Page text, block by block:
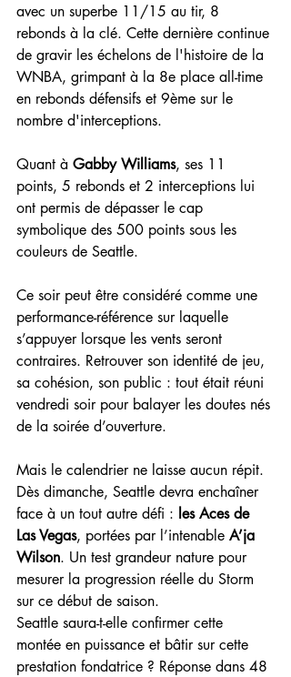
avec un superbe 11/15 au tir, 8
rebonds à la clé. Cette dernière continue
de gravir les échelons de l'histoire de la
WNBA, grimpant à la 8e place all-time
en rebonds défensifs et 9ème sur le
nombre d'interceptions.
Quant à Gabby Williams, ses 11
points, 5 rebonds et 2 interceptions lui
ont permis de dépasser le cap
symbolique des 500 points sous les
couleurs de Seattle.
Ce soir peut être considéré comme une
performance-référence sur laquelle
s’appuyer lorsque les vents seront
contraires. Retrouver son identité de jeu,
sa cohésion, son public : tout était réuni
vendredi soir pour balayer les doutes nés
de la soirée d’ouverture.
Mais le calendrier ne laisse aucun répit.
Dès dimanche, Seattle devra enchaîner
face à un tout autre défi : les Aces de
Las Vegas, portées par l’intenable A’ja
Wilson. Un test grandeur nature pour
mesurer la progression réelle du Storm
sur ce début de saison.
Seattle saura-t-elle confirmer cette
montée en puissance et bâtir sur cette
prestation fondatrice ? Réponse dans 48